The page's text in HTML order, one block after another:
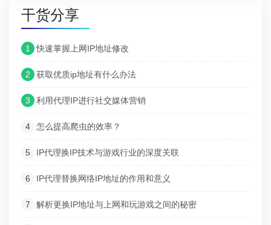
干货分享
1 快速掌握上网IP地址修改
2 获取优质ip地址有什么办法
3 利用代理IP进行社交媒体营销
4 怎么提高爬虫的效率？
5 IP代理换IP技术与游戏行业的深度关联
6 IP代理替换网络IP地址的作用和意义
7 解析更换IP地址与上网和玩游戏之间的秘密